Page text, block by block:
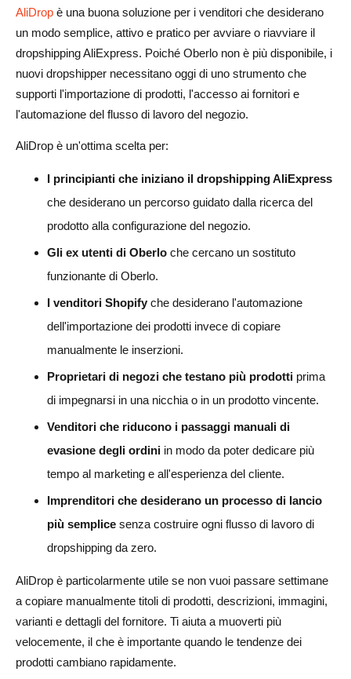
AliDrop è una buona soluzione per i venditori che desiderano
un modo semplice, attivo e pratico per avviare o riavviare il
dropshipping AliExpress. Poiché Oberlo non è più disponibile, i
nuovi dropshipper necessitano oggi di uno strumento che
supporti l'importazione di prodotti, l'accesso ai fornitori e
l'automazione del flusso di lavoro del negozio.
AliDrop è un'ottima scelta per:
I principianti che iniziano il dropshipping AliExpress
che desiderano un percorso guidato dalla ricerca del
prodotto alla configurazione del negozio.
Gli ex utenti di Oberlo che cercano un sostituto
funzionante di Oberlo.
I venditori Shopify che desiderano l'automazione
dell'importazione dei prodotti invece di copiare
manualmente le inserzioni.
Proprietari di negozi che testano più prodotti prima
di impegnarsi in una nicchia o in un prodotto vincente.
Venditori che riducono i passaggi manuali di
evasione degli ordini in modo da poter dedicare più
tempo al marketing e all'esperienza del cliente.
Imprenditori che desiderano un processo di lancio
più semplice senza costruire ogni flusso di lavoro di
dropshipping da zero.
AliDrop è particolarmente utile se non vuoi passare settimane
a copiare manualmente titoli di prodotti, descrizioni, immagini,
varianti e dettagli del fornitore. Ti aiuta a muoverti più
velocemente, il che è importante quando le tendenze dei
prodotti cambiano rapidamente.